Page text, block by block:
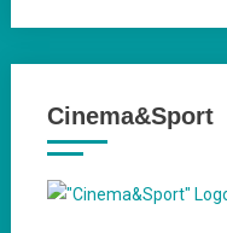
Cinema&Sport